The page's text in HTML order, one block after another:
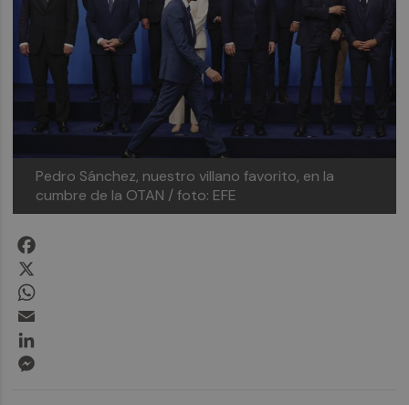
Pedro Sánchez, nuestro villano favorito, en la
cumbre de la OTAN/ foto: EFE